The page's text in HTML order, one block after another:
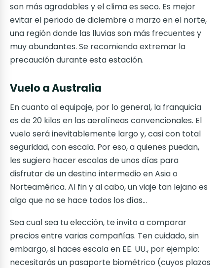
son más agradables y el clima es seco. Es mejor
evitar el periodo de diciembre a marzo en el norte,
una región donde las lluvias son más frecuentes y
muy abundantes. Se recomienda extremar la
precaución durante esta estación.
Vuelo a Australia
En cuanto al equipaje, por lo general, la franquicia
es de 20 kilos en las aerolíneas convencionales. El
vuelo será inevitablemente largo y, casi con total
seguridad, con escala. Por eso, a quienes puedan,
les sugiero hacer escalas de unos días para
disfrutar de un destino intermedio en Asia o
Norteamérica. Al fin y al cabo, un viaje tan lejano es
algo que no se hace todos los días…
Sea cual sea tu elección, te invito a comparar
precios entre varias compañías. Ten cuidado, sin
embargo, si haces escala en EE. UU., por ejemplo:
necesitarás un pasaporte biométrico (cuyos plazos